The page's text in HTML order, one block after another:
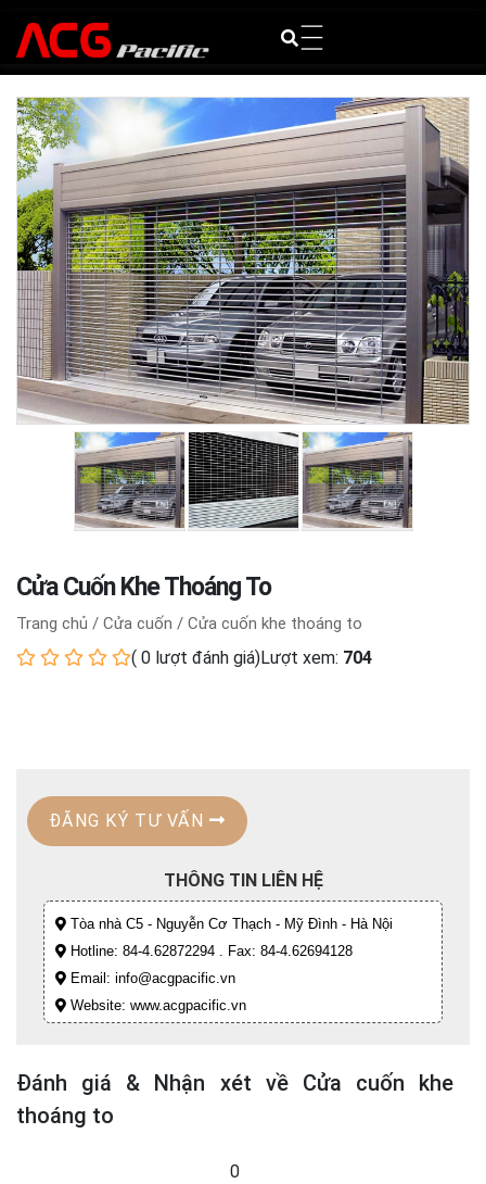
Cửa Cuốn Khe Thoáng To
Trang chủ / Cửa cuốn / Cửa cuốn khe thoáng to
( 0 lượt đánh giá)Lượt xem: 704
ĐĂNG KÝ TƯ VẤN
THÔNG TIN LIÊN HỆ
Tòa nhà C5 - Nguyễn Cơ Thạch - Mỹ Đình - Hà Nội
Hotline: 84-4.62872294 . Fax: 84-4.62694128
Email: info@acgpacific.vn
Website: www.acgpacific.vn
Đánh giá & Nhận xét về Cửa cuốn khe
thoáng to
0